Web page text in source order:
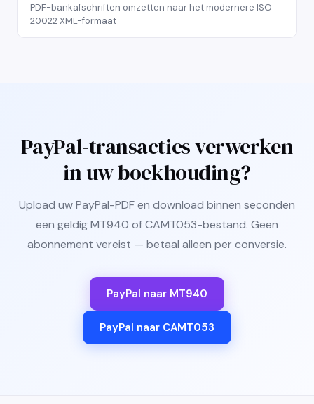
PDF-bankafschriften omzetten naar het modernere ISO
20022 XML-formaat
PayPal-transacties verwerken
in uw boekhouding?
Upload uw PayPal-PDF en download binnen seconden
een geldig MT940 of CAMT053-bestand. Geen
abonnement vereist — betaal alleen per conversie.
PayPal naar MT940
PayPal naar CAMT053